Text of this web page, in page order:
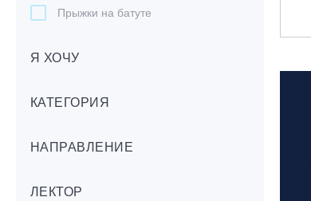
Прыжки на батуте
Лонгбординг
бордах
Игровые виды спорта
Мечевой бой
Я ХОЧУ
КАТЕГОРИЯ
НАПРАВЛЕНИЕ
ЛЕКТОР